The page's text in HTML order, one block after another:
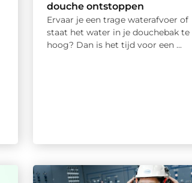
douche ontstoppen
Ervaar je een trage waterafvoer of
staat het water in je douchebak te
hoog? Dan is het tijd voor een ...